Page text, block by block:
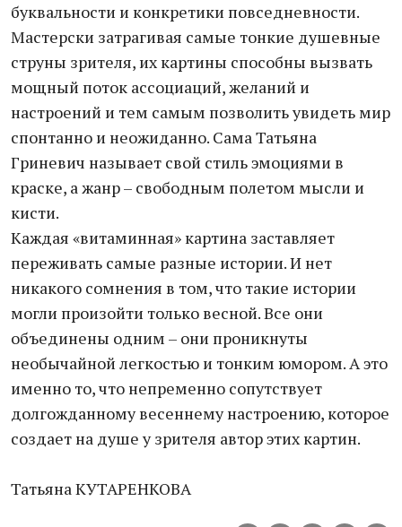
буквальности и конкретики повседневности.
Мастерски затрагивая самые тонкие душевные
струны зрителя, их картины способны вызвать
мощный поток ассоциаций, желаний и
настроений и тем самым позволить увидеть мир
спонтанно и неожиданно. Сама Татьяна
Гриневич называет свой стиль эмоциями в
краске, а жанр – свободным полетом мысли и
кисти.
Каждая «витаминная» картина заставляет
переживать самые разные истории. И нет
никакого сомнения в том, что такие истории
могли произойти только весной. Все они
объединены одним – они проникнуты
необычайной легкостью и тонким юмором. А это
именно то, что непременно сопутствует
долгожданному весеннему настроению, которое
создает на душе у зрителя автор этих картин.
Татьяна КУТАРЕНКОВА